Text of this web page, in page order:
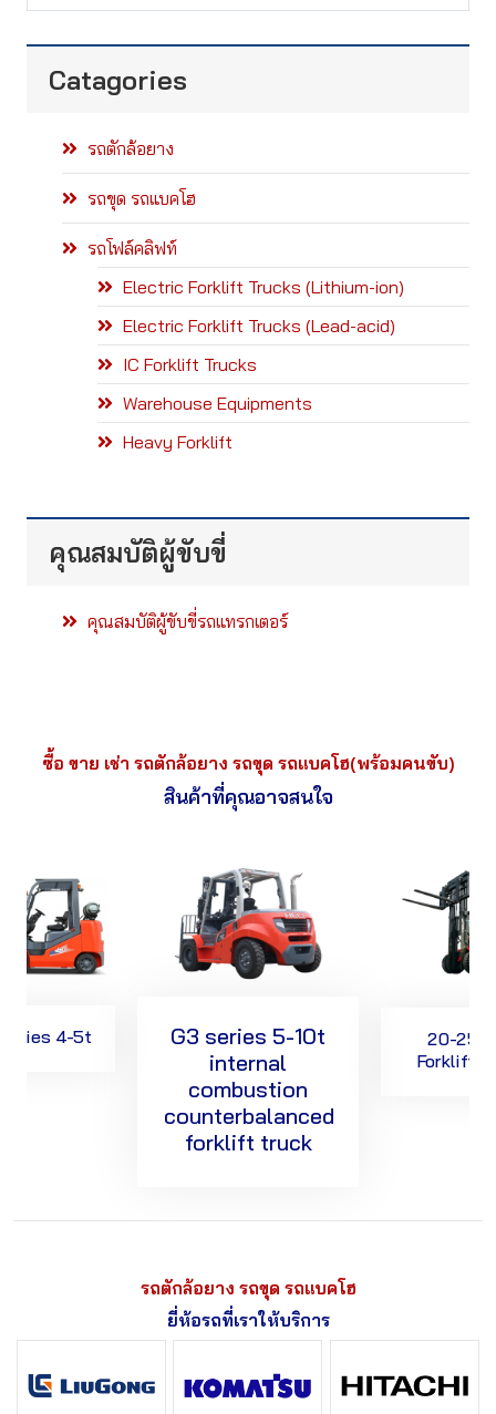
Catagories
รถตักล้อยาง
รถขุด รถแบคโฮ
รถโฟล์คลิฟท์
Electric Forklift Trucks (Lithium-ion)
Electric Forklift Trucks (Lead-acid)
IC Forklift Trucks
Warehouse Equipments
Heavy Forklift
คุณสมบัติผู้ขับขี่
คุณสมบัติผู้ขับขี่รถแทรกเตอร์
ซื้อ ขาย เช่า รถตักล้อยาง รถขุด รถแบคโฮ(พร้อมคนขับ)
สินค้าที่คุณอาจสนใจ
4-5t
G3 series 5-10t
internal
combustion
counterbalanced
forklift truck
20-25T
Forklift
รถตักล้อยาง รถขุด รถแบคโฮ
ยี่ห้อรถที่เราให้บริการ